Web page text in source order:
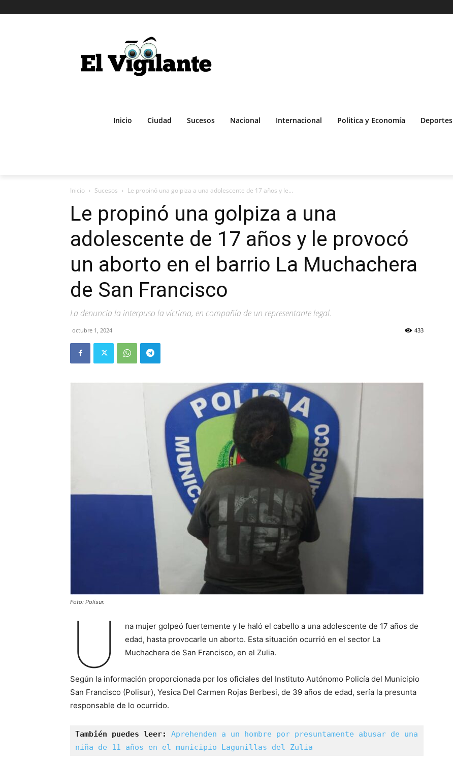
Inicio Ciudad Sucesos Nacional Internacional Politica y Economía Deportes
Inicio Sucesos Le propinó una golpiza a una adolescente de 17 años y le...
Le propinó una golpiza a una
adolescente de 17 años y le provocó
un aborto en el barrio La Muchachera
de San Francisco
La denuncia la interpuso la víctima, en compañía de un representante legal.
octubre 1, 2024 433
Foto: Polisur.
U
na mujer golpeó fuertemente y le haló el cabello a una adolescente de 17 años de
edad, hasta provocarle un aborto. Esta situación ocurrió en el sector La
Muchachera de San Francisco, en el Zulia.
Según la información proporcionada por los oficiales del Instituto Autónomo Policía del Municipio
San Francisco (Polisur), Yesica Del Carmen Rojas Berbesi, de 39 años de edad, sería la presunta
responsable de lo ocurrido.
También puedes leer:
Aprehenden a un hombre por presuntamente abusar de una
niña de 11 años en el municipio Lagunillas del Zulia